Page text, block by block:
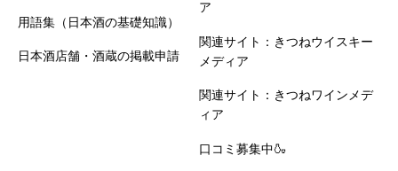
用語集（日本酒の基礎知識）
日本酒店舗・酒蔵の掲載申請
ア
関連サイト：きつねウイスキー
メディア
関連サイト：きつねワインメデ
ィア
口コミ募集中🍶